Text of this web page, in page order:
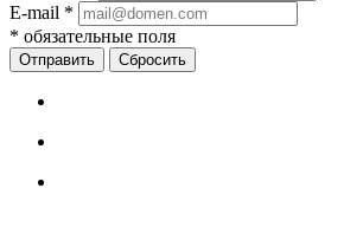
E-mail *
* обязательные поля
Сбросить